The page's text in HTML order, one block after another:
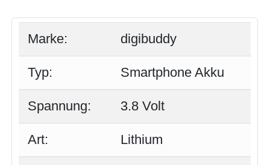
Marke: digibuddy
Typ: Smartphone Akku
Spannung: 3.8 Volt
Art: Lithium